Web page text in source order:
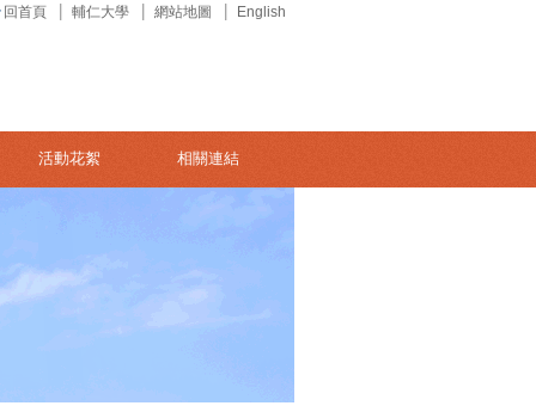
回首頁 輔仁大學 網站地圖 English
活動花絮 相關連結